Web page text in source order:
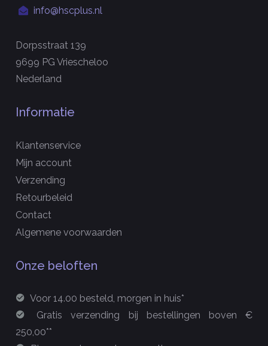
info@hscplus.nl
Dorpsstraat 139
9699 PG Vriescheloo
Nederland
Informatie
Klantenservice
Mijn account
Verzending
Retourbeleid
Contact
Algemene voorwaarden
Onze beloften
Voor 14.00 besteld, morgen in huis*
Gratis verzending bij bestellingen boven €
250,00**